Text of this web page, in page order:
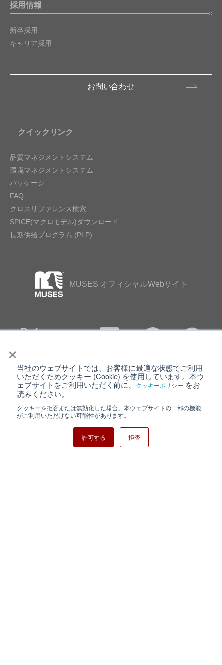
×
当社のウェブサイトでは、お客様に最適な状態でご利用
いただくためクッキー (Cookie) を使用しています。本ウ
ェブサイトをご利用いただく前に、
クッキーポリシー をお
読みください。
クッキーを拒否または無効化した場合、本ウェブサイトの一部の機能
がご利用いただけない可能性があります。
許可する 拒否
採用情報
新卒採用
キャリア採用
お問い合わせ
クイックリンク
品質マネジメントシステム
環境マネジメントシステム
パッケージ
FAQ
クロスリファレンス検索
SPICE(マクロモデル)ダウンロード
長期供給プログラム (PLP)
MUSES オフィシャルWebサイト
個人情報保護について ウェブサイト利用規約
クッキーポリシー
日清紡ホールディングス
Copyright ⓒ Nisshinbo Micro Devices Inc. All Rights Reserved.